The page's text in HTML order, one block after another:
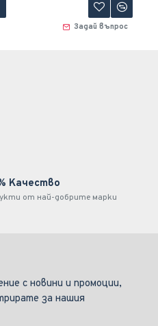
Задай въпрос
Качество
от най-добрите марки
с новини и промоции,
за нашия